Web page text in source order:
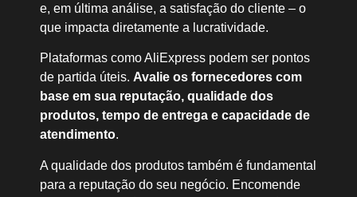
e, em última análise, a satisfação do cliente – o
que impacta diretamente a lucratividade.
Plataformas como AliExpress podem ser pontos
de partida úteis. Avalie os fornecedores com
base em sua reputação, qualidade dos
produtos, tempo de entrega e capacidade de
atendimento.
A qualidade dos produtos também é fundamental
para a reputação do seu negócio. Encomende